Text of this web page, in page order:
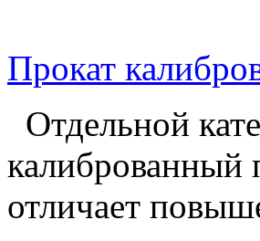
Прокат
Отдельной
калиброванный
отличает